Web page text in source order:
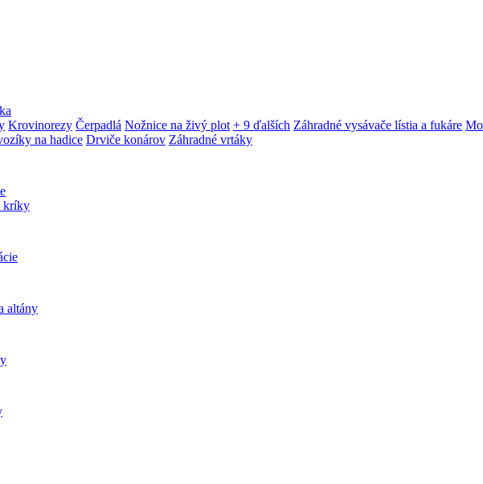
Krovinorezy Čerpadlá Nožnice na živý plot + 9 ďalších Záhradné vysávače lístia a fukáre
na hadice Drviče konárov Záhradné vrtáky
kríky
altány